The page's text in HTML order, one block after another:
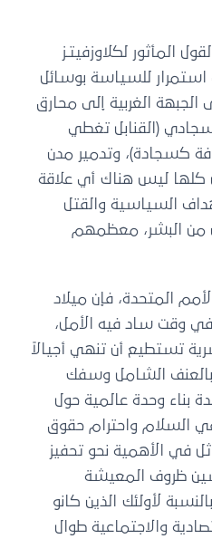
المأثور لكلاوزفيتـز
للسياسة بوسائل
الجبهة الغربية إلى محارق
(القنابل تغطي
كسجادة)، وتدمير مدن
كلها ليس هناك أي علاقة
السياسية والقتل
من البشر، معظمهم
المتحدة، فإن ميلاد
في وقت ساد فيه الأمل،
تستطيع أن تنهي أجيالاً
بالعنف الشامل وسفك
بناء وحدة عالمية حول
في السلام واحترام حقوق
في الأهمية نحو تحفيز
ظروف المعيشة
لأولئك الذين كانو
والاجتماعية طوال